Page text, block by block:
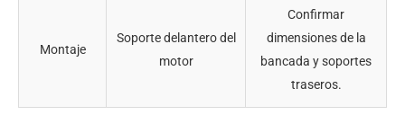
Montaje
Soporte delantero del
motor
Confirmar
dimensiones de la
bancada y soportes
traseros.